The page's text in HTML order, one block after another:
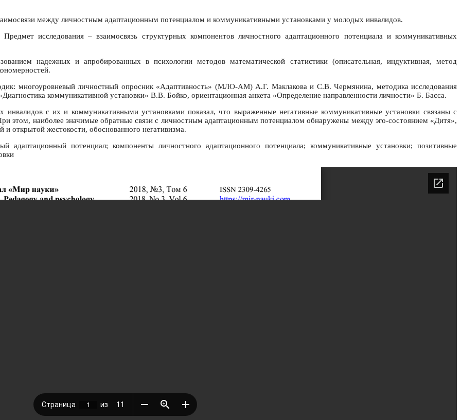
между личностным адаптационным потенциалом и коммуникативными установками у молодых инвалидов.
исследования – взаимосвязь структурных компонентов личностного адаптационного потенциала и коммуникативных
надежных и апробированных в психологии методов математической статистики (описательная, индуктивная, метод
многоуровневый личностный опросник «Адаптивность» (МЛО-АМ) А.Г. Маклакова и С.В. Чермянина, методика исследования
коммуникативной установки» В.В. Бойко, ориентационная анкета «Определение направленности личности» Б. Басса.
инвалидов с их и коммуникативными установками показал, что выраженные негативные коммуникативные установки связаны с
этом, наиболее значимые обратные связи с личностным адаптационным потенциалом обнаружены между эго-состоянием «Дитя»,
и открытой жестокости, обоснованного негативизма.
адаптационный потенциал; компоненты личностного адаптационного потенциала; коммуникативные установки; позитивные